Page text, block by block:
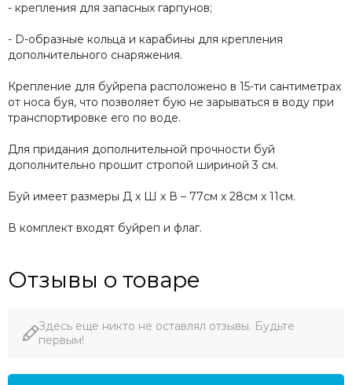
- крепления для запасных гарпунов;
- D-образные кольца и карабины для крепления
дополнительного снаряжения.
Крепление для буйрепа расположено в 15-ти сантиметрах
от носа буя, что позволяет бую не зарываться в воду при
транспортировке его по воде.
Для придания дополнительной прочности буй
дополнительно прошит стропой шириной 3 см.
Буй имеет размеры Д х Ш х В – 77см х 28см х 11см.
В комплект входят буйреп и флаг.
Отзывы о товаре
Здесь еще никто не оставлял отзывы. Будьте
первым!